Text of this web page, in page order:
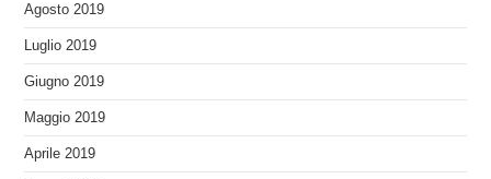
Agosto 2019
Luglio 2019
Giugno 2019
Maggio 2019
Aprile 2019